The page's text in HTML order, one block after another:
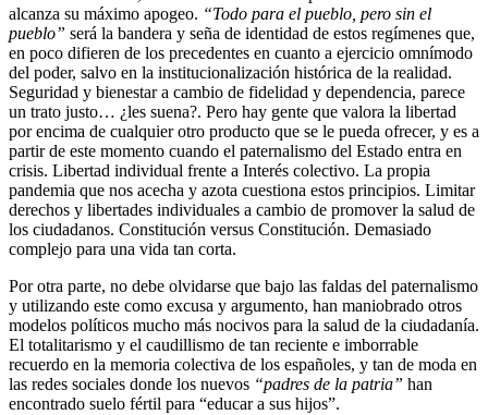
alcanza su máximo apogeo. “Todo para el pueblo, pero sin el
pueblo” será la bandera y seña de identidad de estos regímenes que,
en poco difieren de los precedentes en cuanto a ejercicio omnímodo
del poder, salvo en la institucionalización histórica de la realidad.
Seguridad y bienestar a cambio de fidelidad y dependencia, parece
un trato justo… ¿les suena?. Pero hay gente que valora la libertad
por encima de cualquier otro producto que se le pueda ofrecer, y es a
partir de este momento cuando el paternalismo del Estado entra en
crisis. Libertad individual frente a Interés colectivo. La propia
pandemia que nos acecha y azota cuestiona estos principios. Limitar
derechos y libertades individuales a cambio de promover la salud de
los ciudadanos. Constitución versus Constitución. Demasiado
complejo para una vida tan corta.
Por otra parte, no debe olvidarse que bajo las faldas del paternalismo
y utilizando este como excusa y argumento, han maniobrado otros
modelos políticos mucho más nocivos para la salud de la ciudadanía.
El totalitarismo y el caudillismo de tan reciente e imborrable
recuerdo en la memoria colectiva de los españoles, y tan de moda en
las redes sociales donde los nuevos “padres de la patria” han
encontrado suelo fértil para “educar a sus hijos”.